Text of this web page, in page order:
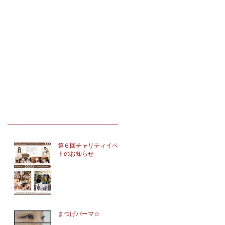
第６回チャリティイベン
トのお知らせ
まつげパーマ☆